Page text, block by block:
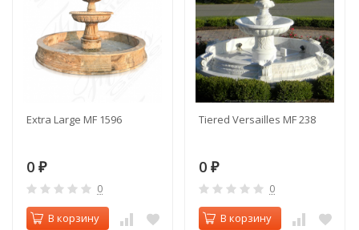
Extra Large MF 1596
0 ₽
0
В корзину
Tiered Versailles MF 238
0 ₽
0
В корзину